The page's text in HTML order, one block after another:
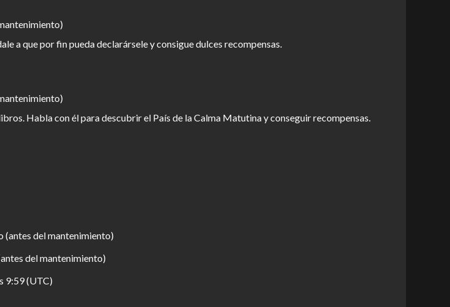
a que por fin pueda declarársele y consigue dulces recompensas.
Habla con él para descubrir el País de la Calma Matutina y conseguir recompensas.
(antes del mantenimiento)
del mantenimiento)
9:59 (UTC)